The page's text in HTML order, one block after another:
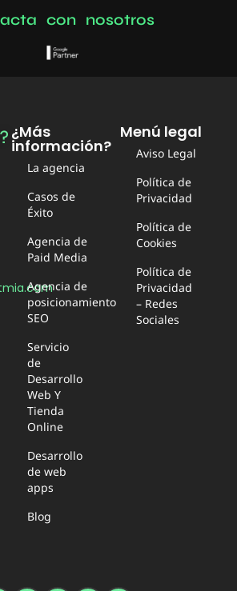
acta con nosotros
¿Más
información?
La agencia
Casos de
Éxito
Agencia de
Paid Media
Agencia de
posicionamiento
SEO
Servicio
de
Desarrollo
Web Y
Tienda
Online
Desarrollo
de web
apps
Blog
Menú legal
Aviso Legal
Política de
Privacidad
Política de
Cookies
Política de
Privacidad
– Redes
Sociales